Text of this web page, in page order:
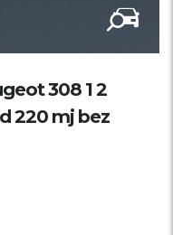
308 1 2
220 mj bez